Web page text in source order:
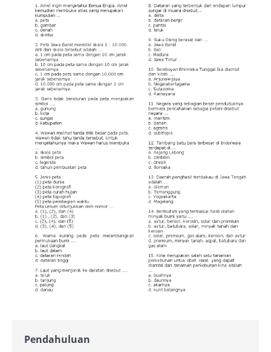
Pendahuluan